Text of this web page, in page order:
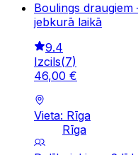
Boulings draugiem
jebkurā laikā
9.4
Izcils(7)
46,00 €
Vieta: Rīga
Rīga